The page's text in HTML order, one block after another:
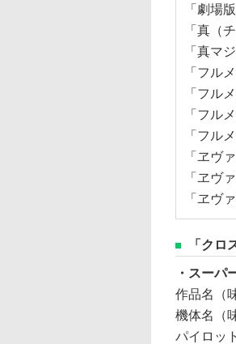
「劇場
「真（
「真マ
「フル
「フル
「フル
「フル
「ヱヴ
「ヱヴ
「ヱヴ
「クロ
・スーパ
作品名（
機体名（
パイロッ